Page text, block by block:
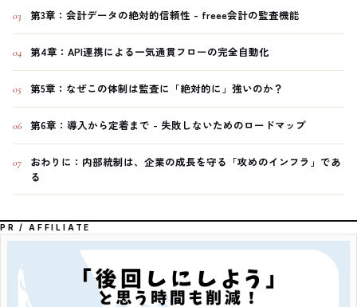
03 第3章：会計データの絶対的信頼性 - freee会計の監査機能
04 第4章：API連携による一気通貫フローの完全自動化
05 第5章：なぜこの体制は監査に「絶対的に」強いのか？
06 第6章：導入から定着まで - 失敗しないためのロードマップ
07
おわりに：内部統制は、企業の成長を守る「攻めのインフラ」であ
る
PR / AFFILIATE